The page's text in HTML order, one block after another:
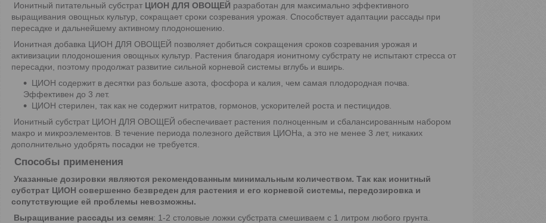
Ионитный питательный субстрат ЦИОН ДЛЯ ОВОЩЕЙ разработан для максимально эффективного
выращивания овощных культур, сокращает сроки созревания урожая. Способствует адаптации рассады при
пересадке и дальнейшему активному плодоношению.
Ионитная добавка ЦИОН ДЛЯ ОВОЩЕЙ позволяет добиться сокращения сроков созревания урожая и
активизации плодоношения овощных культур. Растения благодаря ионитному субстрату не испытают стресса от
пересадки, поэтому продолжат развитие сильной корневой системы вглубь и вширь.
ЦИОН содержит в десятки раз больше азота, фосфора и калия, чем самая плодородная почва.
Эффективен до 3 лет.
ЦИОН стерилен, так как не содержит нитратов, гормонов, ускорителей роста и пестицидов.
Ионитный субстрат ЦИОН ДЛЯ ОВОЩЕЙ обеспечивает растения полноценным и сбалансированным набором
макро и микроэлементов. В течение периода полезного действия ЦИОНа, а это не менее 3 лет, никаких
дополнительно удобрять посадки не требуется.
Способы применения
Указанные дозировки являются рекомендованным минимальным количеством. Так как ионитный
субстрат ЦИОН совершенно безвреден для растения и его корневой системы, передозировка и
сопутствующие ей проблемы невозможны.
Выращивание рассады из семян: 1-2 столовые ложки субстрата смешиваем с 1 литром любого грунта.